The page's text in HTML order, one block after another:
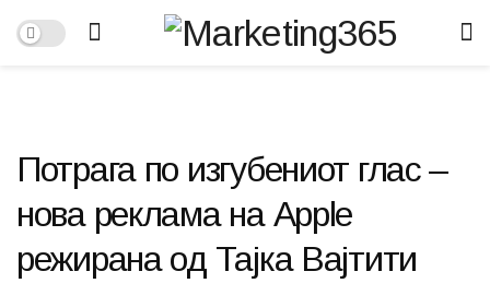
Потрага по изгубениот глас –
нова реклама на Apple
режирана од Тајка Вајтити